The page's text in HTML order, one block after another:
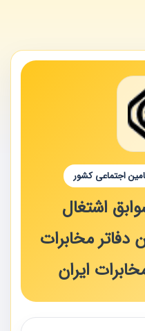
اجتماعی کشور
اشتغال
دفاتر مخابرات
ایران